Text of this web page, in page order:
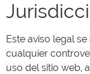
Este aviso legal
cualquier
uso del sitio web,